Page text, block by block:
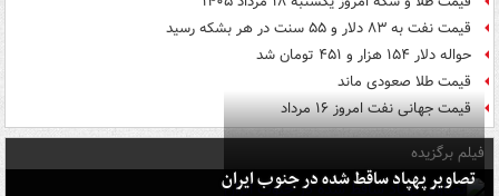
قیمت نفت به ۸۳ دلار و ۵۵ سنت در هر بشکه رسید
حواله دلار ۱۵۴ هزار و ۴۵۱ تومان شد
قیمت طلا صعودی ماند
قیمت جهانی نفت امروز ۱۶ مرداد
فیلم برگزیده
تصاویر پهپاد ساقط شده در جنوب ایران